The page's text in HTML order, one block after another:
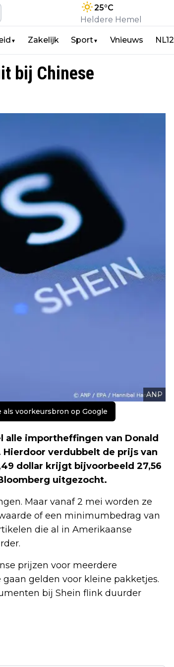
25°C
Heldere Hemel
▼ Zakelijk Sport▼ Vnieuws NL12
bij Chinese
ANP
als voorkeursbron op Google
alle importheffingen van Donald
verdubbelt de prijs van
dollar krijgt bijvoorbeeld 27,56
uitgezocht.
Maar vanaf 2 mei worden ze
of een minimumbedrag van
die al in Amerikaanse
prijzen voor meerdere
gelden voor kleine pakketjes.
bij Shein flink duurder
HEEFT KINDERWENS: